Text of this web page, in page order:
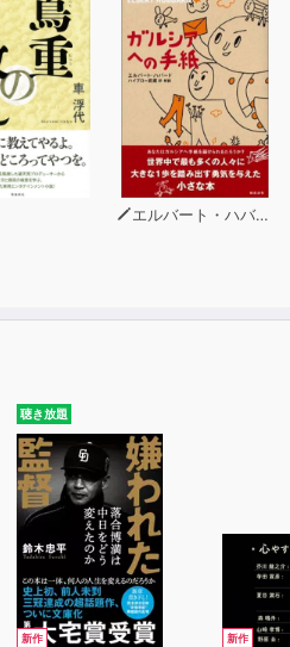
エルバート・ハバード
聴き放題
新作 新作